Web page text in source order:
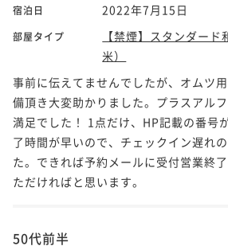
宿泊日 2022年7月15日
部屋タイプ
【禁煙】スタンダー
米）
事前に伝えてませんでしたが、オムツ
備頂き大変助かりました。プラスアル
満足でした！ 1点だけ、HP記載の番号
了時間が早いので、チェックイン遅れ
た。できれば予約メールに受付営業終
ただければと思います。
50代前半